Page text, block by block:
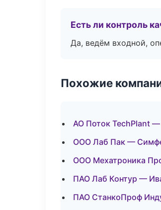
Есть ли контроль
Да, ведём входной,
Похожие
АО Поток TechPlant
ООО Лаб Пак —
ООО Мехатроника
ПАО Лаб Контур —
ПАО СтанкоПроф